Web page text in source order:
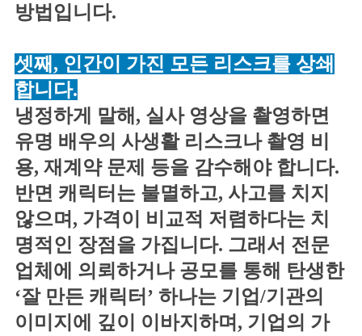
방법입니다.
셋째, 인간이 가진 모든 리스크를 상쇄
합니다.
냉정하게 말해, 실사 영상을 촬영하면
유명 배우의 사생활 리스크나 촬영 비
용, 재계약 문제 등을 감수해야 합니다.
반면 캐릭터는 불멸하고, 사고를 치지
않으며, 가격이 비교적 저렴하다는 치
명적인 장점을 가집니다. 그래서 전문
업체에 의뢰하거나 공모를 통해 탄생한
‘잘 만든 캐릭터’ 하나는 기업/기관의
이미지에 깊이 이바지하며, 기업의 가